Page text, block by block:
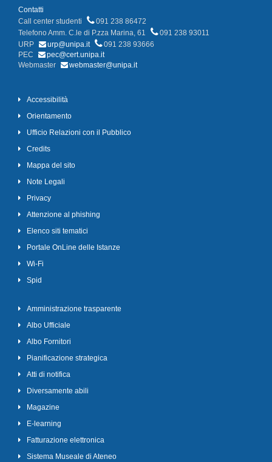
Contatti
Call center studenti
091 238 86472
Telefono Amm. C.le di P.zza Marina, 61
091 238 93011
URP
urp@unipa.it
091 238 93666
PEC
pec@cert.unipa.it
Webmaster
webmaster@unipa.it
Accessibilità
Orientamento
Ufficio Relazioni con il Pubblico
Credits
Mappa del sito
Note Legali
Privacy
Attenzione al phishing
Elenco siti tematici
Portale OnLine delle Istanze
Wi-Fi
Spid
Amministrazione trasparente
Albo Ufficiale
Albo Fornitori
Pianificazione strategica
Atti di notifica
Diversamente abili
Magazine
E-learning
Fatturazione elettronica
Sistema Museale di Ateneo